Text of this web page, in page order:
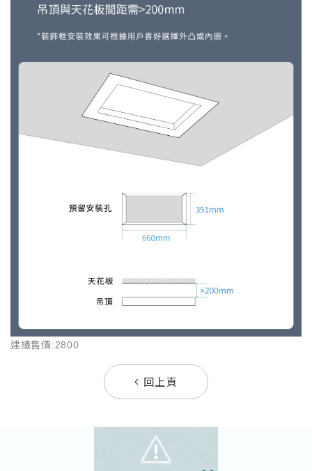
建議售價:2800
回上頁